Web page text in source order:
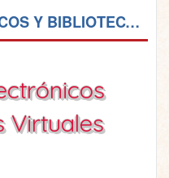
RECURSOS ELECTRÓNICOS Y BIBLIOTECAS VIRTUALES
Virtuales